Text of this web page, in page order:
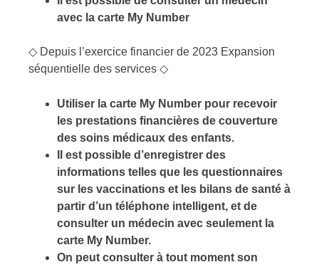
avec la carte My Number
◇ Depuis l’exercice financier de 2023 Expansion
séquentielle des services ◇
Utiliser la carte My Number pour recevoir
les prestations financières de couverture
des soins médicaux des enfants.
Il est possible d’enregistrer des
informations telles que les questionnaires
sur les vaccinations et les bilans de santé à
partir d’un téléphone intelligent, et de
consulter un médecin avec seulement la
carte My Number.
On peut consulter à tout moment son